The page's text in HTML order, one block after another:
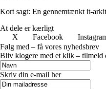
Kort sagt: En gennemtænkt it-
At dele er kærligt
X
Facebook
Følg med – få vores nyhedsbrev
Bliv klogere med et klik – tilmeld
Skriv din e-mail her